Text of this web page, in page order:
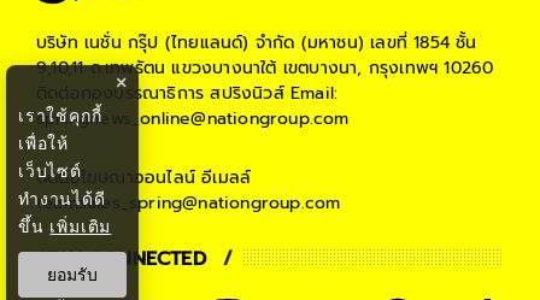
บริษัท เนชั่น กรุ๊ป (ไทยแลนด์) จำกัด (มหาชน) เลขที่ 1854 ชั้น
9,10,11 ถ.เทพรัตน แขวงบางนาใต้ เขตบางนา, กรุงเทพฯ 10260
ติดต่อกองบรรณาธิการ สปริงนิวส์Email:
springnews_online@nationgroup.com
ติดต่อโฆษณาออนไลน์ อีเมลล์
teamsales_spring@nationgroup.com
STAY CONNECTED
×
เราใช้คุกกี้
เพื่อให้
เว็บไซต์
ทำงานได้ดี
ขึ้น เพิ่มเติม
ยอมรับ